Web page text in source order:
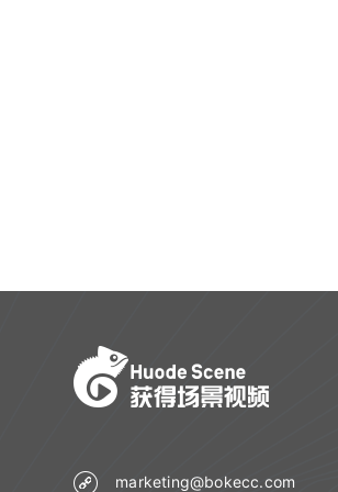
marketing@bokecc.com